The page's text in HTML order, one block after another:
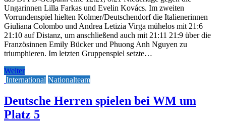
Ungarinnen Lilla Farkas und Evelin Kovács. Im zweiten
Vorrundenspiel hielten Kolmer/Deutschendorf die Italienerinnen
Giuliana Colombo und Andrea Letizia Virga mühelos mit 21:6
21:10 auf Distanz, um anschließend auch mit 21:11 21:9 über die
Französinnen Emily Bücker und Phuong Anh Nguyen zu
triumphieren. Im letzten Gruppenspiel setzte…
Weiter
International Nationalteam
Deutsche Herren spielen bei WM um
Platz 5